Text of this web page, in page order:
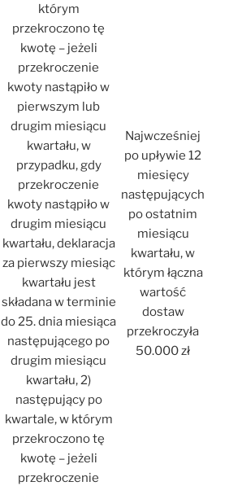
którym
przekroczono tę
kwotę – jeżeli
przekroczenie
kwoty nastąpiło w
pierwszym lub
drugim miesiącu
kwartału, w
przypadku, gdy
przekroczenie
kwoty nastąpiło w
drugim miesiącu
kwartału, deklaracja
za pierwszy miesiąc
kwartału jest
składana w terminie
do 25. dnia miesiąca
następującego po
drugim miesiącu
kwartału, 2)
następujący po
kwartale, w którym
przekroczono tę
kwotę – jeżeli
przekroczenie
Najwcześniej
po upływie 12
miesięcy
następujących
po ostatnim
miesiącu
kwartału, w
którym łączna
wartość
dostaw
przekroczyła
50.000 zł